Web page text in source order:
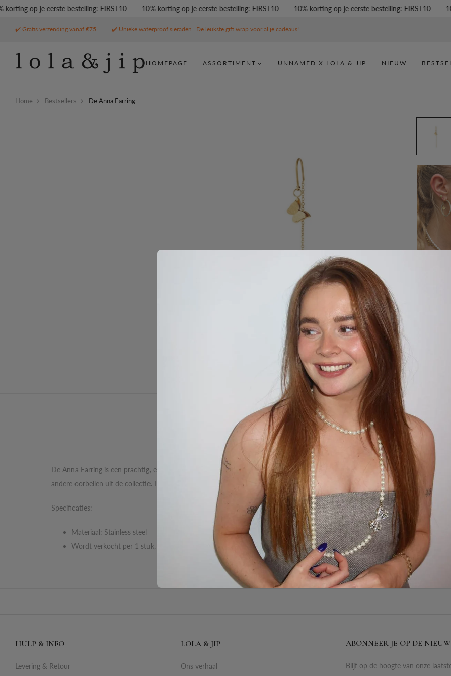
op je eerste bestelling: FIRST10 10% korting op je eerste bestelling: FIRST10 10% korting op je eerste bestelling: FIRST10
✔️ Gratis verzending vanaf €75 ✔️ Unieke waterproof sieraden | De leukste gift wrap voor al je cadeaus!
HOMEPAGE ASSORTIMENT UNNAMED X LOLA & JIP NIEUW
Home Bestsellers De Anna Earring
Omschrijving Reviews Waarom bestellen bij
De Anna Earring is een prachtig, elegant item. De oorbel heeft een glanzende vlinder bedel. Combineer dit item met De Anna
andere oorbellen uit de collectie. De oorbel is gemaakt van roestvrijstaal, dus verkleurt niet!
Specificaties:
Materiaal: Stainless steel
Wordt verkocht per 1 stuk, dus niet als paar van 2
HULP & INFO
Levering & Retour
LOLA & JIP
Ons verhaal
ABONNEER JE OP DE
Blijf op de hoogte van onze